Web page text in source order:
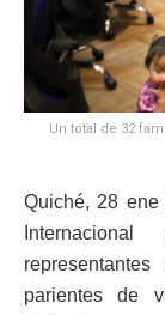
Un total de 32
Quiché, 28
parientes de